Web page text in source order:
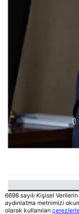
6698 sayılı Kişisel
aydınlatma metnimizi
olarak kullanılan